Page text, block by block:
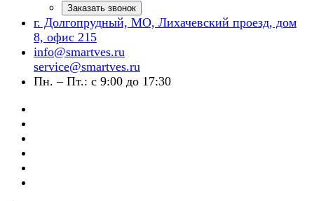
Заказать звонок
г. Долгопрудный, МО, Лихачевский проезд, дом
8, офис 215
info@smartves.ru
service@smartves.ru
Пн. – Пт.: с 9:00 до 17:30